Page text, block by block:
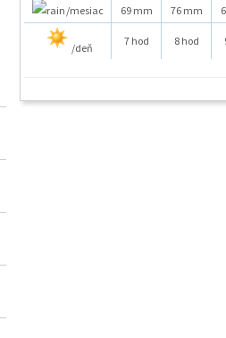
/mesiac 69 mm 76 mm
/deň
7 hod 8 hod